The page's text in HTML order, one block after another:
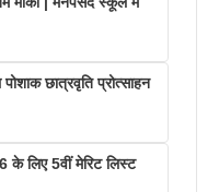
छात्रवृति प्रोत्साहन
के लिए 5वीं मेरिट लिस्ट